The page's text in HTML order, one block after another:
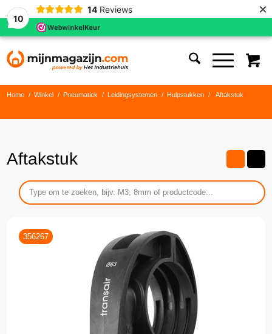
10
14 Reviews ×
Home / Winkel / Pneumatiek / Leidingsystemen / Hulpstukken / Aftakstuk
Aftakstuk
356267